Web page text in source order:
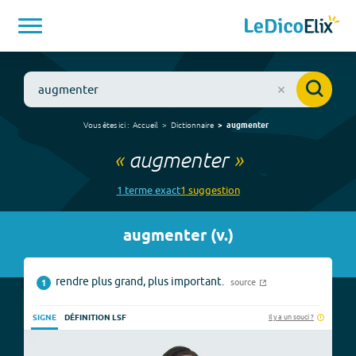
Vous êtes ici : Accueil Dictionnaire augmenter
« augmenter»
1 termeexact1 suggestion
augmenter(v.)
1 rendre plus grand, plus important. source
SIGNE DÉFINITION LSF Il y a un souci ?